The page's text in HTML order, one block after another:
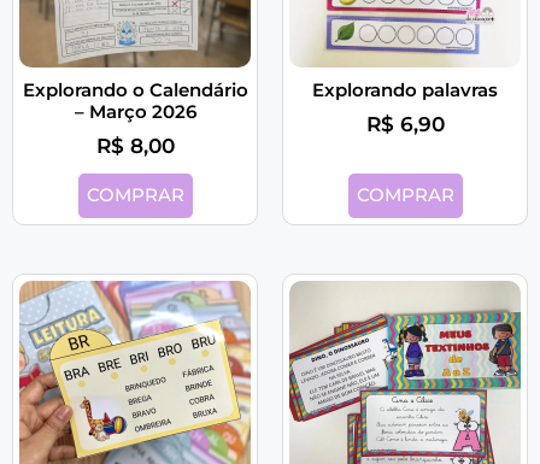
Explorando o Calendário
– Março 2026
R$ 8,00
COMPRAR
Explorando palavras
R$ 6,90
COMPRAR